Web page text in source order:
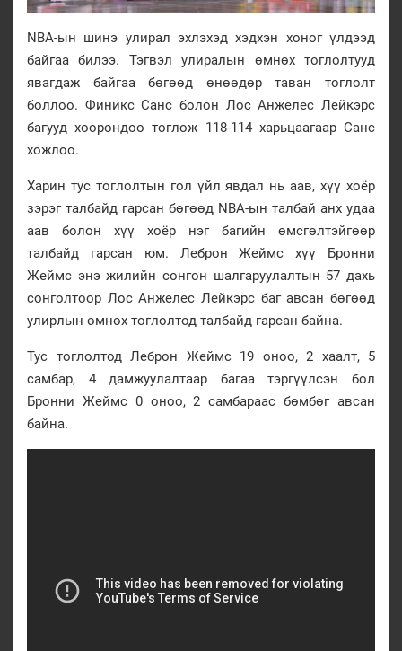
NBA-ын шинэ улирал эхлэхэд хэдхэн хоног үлдээд
байгаа билээ. Тэгвэл улиралын өмнөх тоглолтууд
явагдаж байгаа бөгөөд өнөөдөр таван тоглолт
боллоо. Финикс Санс болон Лос Анжелес Лейкэрс
багууд хоорондоо тоглож 118-114 харьцаагаар Санс
хожлоо.
Харин тус тоглолтын гол үйл явдал нь аав, хүү хоёр
зэрэг талбайд гарсан бөгөөд NBA-ын талбай анх удаа
аав болон хүү хоёр нэг багийн өмсгөлтэйгөөр
талбайд гарсан юм. Леброн Жеймс хүү Бронни
Жеймс энэ жилийн сонгон шалгаруулалтын 57 дахь
сонголтоор Лос Анжелес Лейкэрс баг авсан бөгөөд
улирлын өмнөх тоглолтод талбайд гарсан байна.
Тус тоглолтод Леброн Жеймс 19 оноо, 2 хаалт, 5
самбар, 4 дамжуулалтаар багаа тэргүүлсэн бол
Бронни Жеймс 0 оноо, 2 самбараас бөмбөг авсан
байна.